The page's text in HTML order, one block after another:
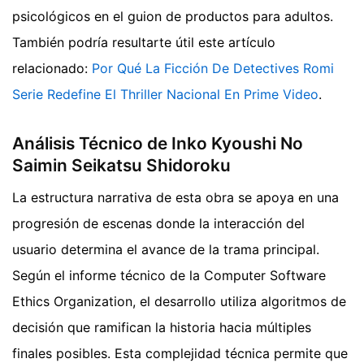
psicológicos en el guion de productos para adultos.
También podría resultarte útil este artículo
relacionado: Por Qué La Ficción De Detectives Romi
Serie Redefine El Thriller Nacional En Prime Video.
Análisis Técnico de Inko Kyoushi No
Saimin Seikatsu Shidoroku
La estructura narrativa de esta obra se apoya en una
progresión de escenas donde la interacción del
usuario determina el avance de la trama principal.
Según el informe técnico de la Computer Software
Ethics Organization, el desarrollo utiliza algoritmos de
decisión que ramifican la historia hacia múltiples
finales posibles. Esta complejidad técnica permite que